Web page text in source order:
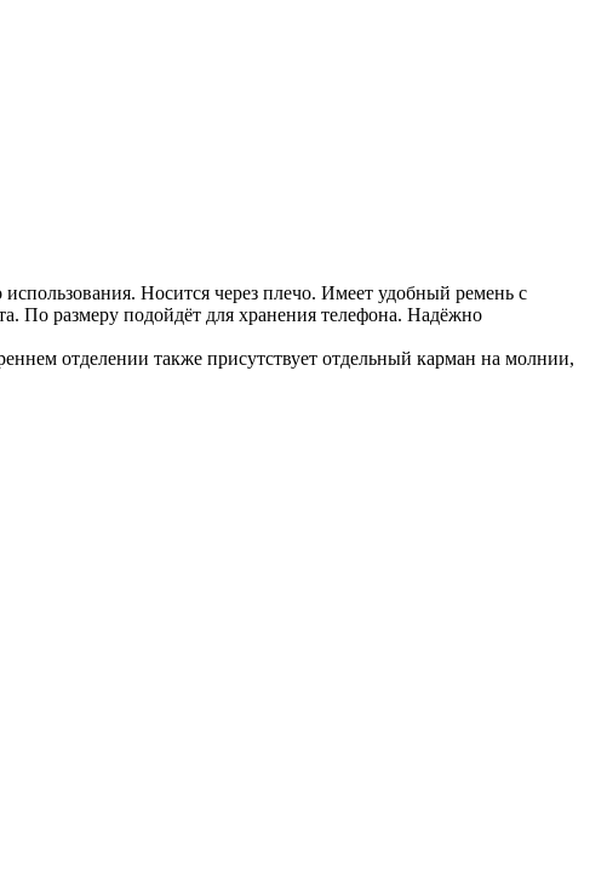
Носится через плечо. Имеет удобный ремень с
По размеру подойдёт для хранения телефона. Надёжно
отделении также присутствует отдельный карман на молнии,